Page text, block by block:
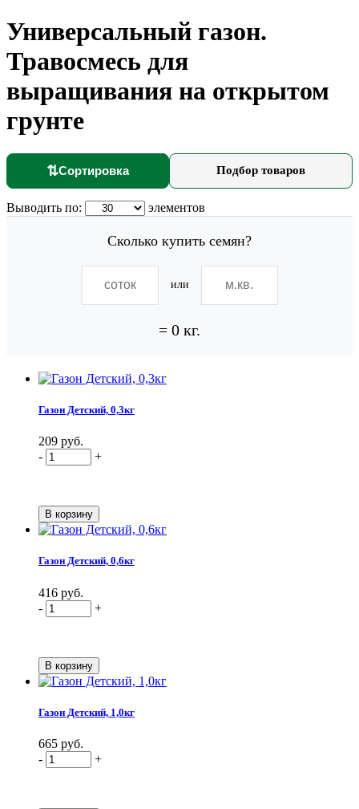
Универсальный газон.
Травосмесь для
выращивания на открытом
грунте
⇅Сортировка Подбор товаров
Выводить по: элементов
Сколько купить семян?
или
= 0 кг.
Газон Детский, 0,3кг
209 руб.
-
+
Газон Детский, 0,6кг
416 руб.
-
+
Газон Детский, 1,0кг
665 руб.
-
+